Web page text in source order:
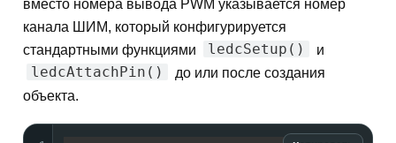
вместо номера вывода PWM указывается номер
канала ШИМ, который конфигурируется
стандартными функциями
ledcSetup() и
ledcAttachPin()
до или после создания
объекта.